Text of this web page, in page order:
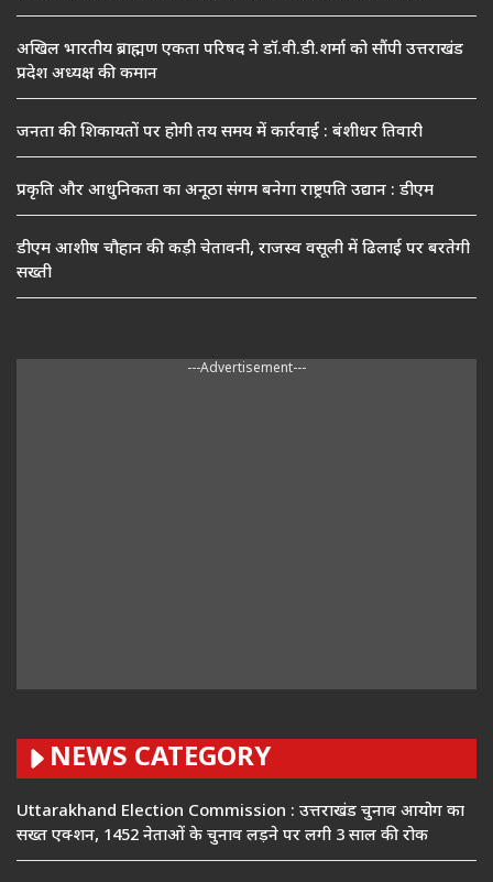
अखिल भारतीय ब्राह्मण एकता परिषद ने डॉ.वी.डी.शर्मा को सौंपी उत्तराखंड
प्रदेश अध्यक्ष की कमान
जनता की शिकायतों पर होगी तय समय में कार्रवाई : बंशीधर तिवारी
प्रकृति और आधुनिकता का अनूठा संगम बनेगा राष्ट्रपति उद्यान : डीएम
डीएम आशीष चौहान की कड़ी चेतावनी, राजस्व वसूली में ढिलाई पर बरतेगी
सख्ती
---Advertisement---
NEWS CATEGORY
Uttarakhand Election Commission : उत्तराखंड चुनाव आयोग का
सख्त एक्शन, 1452 नेताओं के चुनाव लड़ने पर लगी 3 साल की रोक